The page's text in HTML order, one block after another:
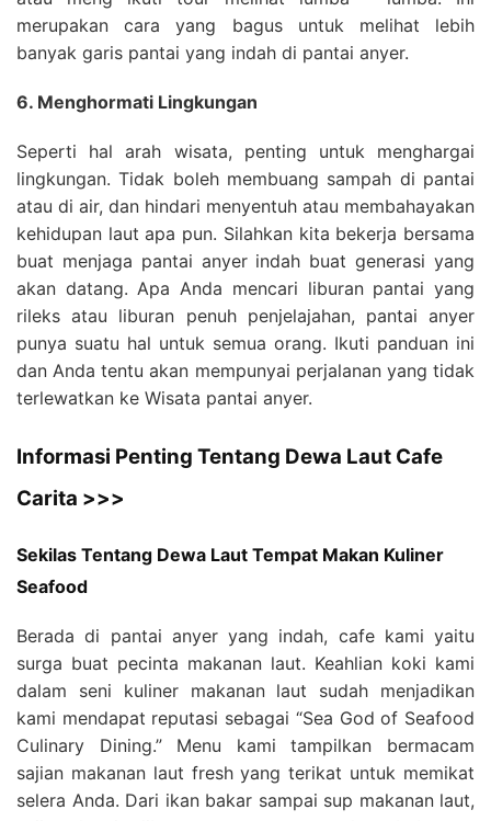
merupakan cara yang bagus untuk melihat lebih
banyak garis pantai yang indah di pantai anyer.
6. Menghormati Lingkungan
Seperti hal arah wisata, penting untuk menghargai
lingkungan. Tidak boleh membuang sampah di pantai
atau di air, dan hindari menyentuh atau membahayakan
kehidupan laut apa pun. Silahkan kita bekerja bersama
buat menjaga pantai anyer indah buat generasi yang
akan datang. Apa Anda mencari liburan pantai yang
rileks atau liburan penuh penjelajahan, pantai anyer
punya suatu hal untuk semua orang. Ikuti panduan ini
dan Anda tentu akan mempunyai perjalanan yang tidak
terlewatkan ke Wisata pantai anyer.
Informasi Penting Tentang Dewa Laut Cafe
Carita >>>
Sekilas Tentang Dewa Laut Tempat Makan Kuliner
Seafood
Berada di pantai anyer yang indah, cafe kami yaitu
surga buat pecinta makanan laut. Keahlian koki kami
dalam seni kuliner makanan laut sudah menjadikan
kami mendapat reputasi sebagai “Sea God of Seafood
Culinary Dining.” Menu kami tampilkan bermacam
sajian makanan laut fresh yang terikat untuk memikat
selera Anda. Dari ikan bakar sampai sup makanan laut,